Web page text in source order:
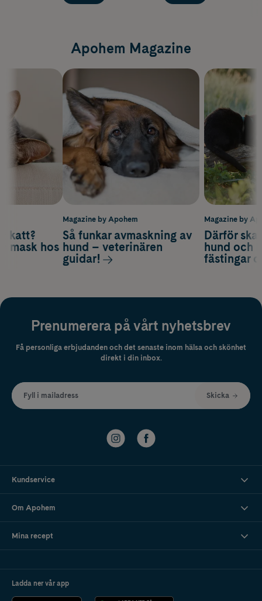
Apohem Magazine
Magazine by
Därför
hund och
fästingar
katt?
mask hos
Magazine by Apohem
Så funkar avmaskning av
hund – veterinären
guidar!
Prenumerera på vårt nyhetsbrev
Få personliga erbjudanden och det senaste inom hälsa och skönhet
direkt i din inbox.
Fyll i mailadress Skicka
Kundservice
Om Apohem
Mina recept
Ladda ner vår app